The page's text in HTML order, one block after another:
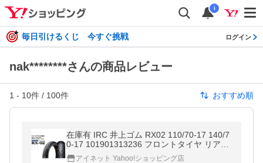
i
毎日引けるくじ 今すぐ挑戦 ログイン
nak********さんの商品レビュー
1 - 10件 / 100件 おすすめ順
在庫有 IRC 井上ゴム RX02 110/70-17 140/7
0-17 101901313236 フロントタイヤ リアタ
イヤ 前後セット バイク タイヤ
アイネット Yahoo!ショッピング店